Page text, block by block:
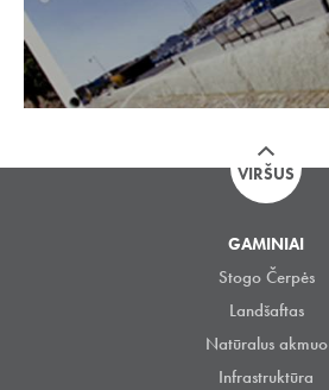
VIRŠUS
GAMINIAI
Stogo Čerpės
Landšaftas
Natūralus akmuo
Infrastruktūra